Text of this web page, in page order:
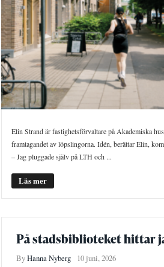
Elin Strand är fastighetsförvaltare på Akademiska
framtagandet av löpslingorna. Idén, berättar Elin,
– Jag pluggade själv på LTH och ...
Läs mer
På stadsbiblioteket hittar
ByHanna Nyberg 10 juni, 2026